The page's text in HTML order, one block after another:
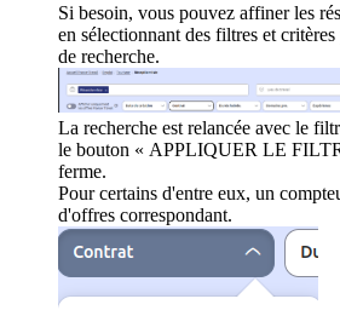
Si besoin, vous pouvez affiner les
en sélectionnant des filtres et critères
de recherche.
La recherche est relancée avec le
le bouton « APPLIQUER LE
ferme.
Pour certains d'entre eux, un
d'offres correspondant.